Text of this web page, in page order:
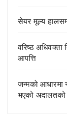
सेयर मूल्य
वरिष्ठ अधिवक्ता
आपत्ति
जन्मको आधारमा
भएको अदालतको